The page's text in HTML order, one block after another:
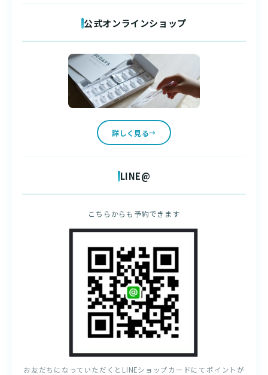
公式オンラインショップ
詳しく見る
LINE@
こちらからも予約できます
お友だちになっていただくとLINEショップカードにてポイントが